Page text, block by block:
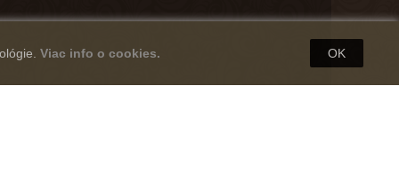
Viac info o cookies. OK